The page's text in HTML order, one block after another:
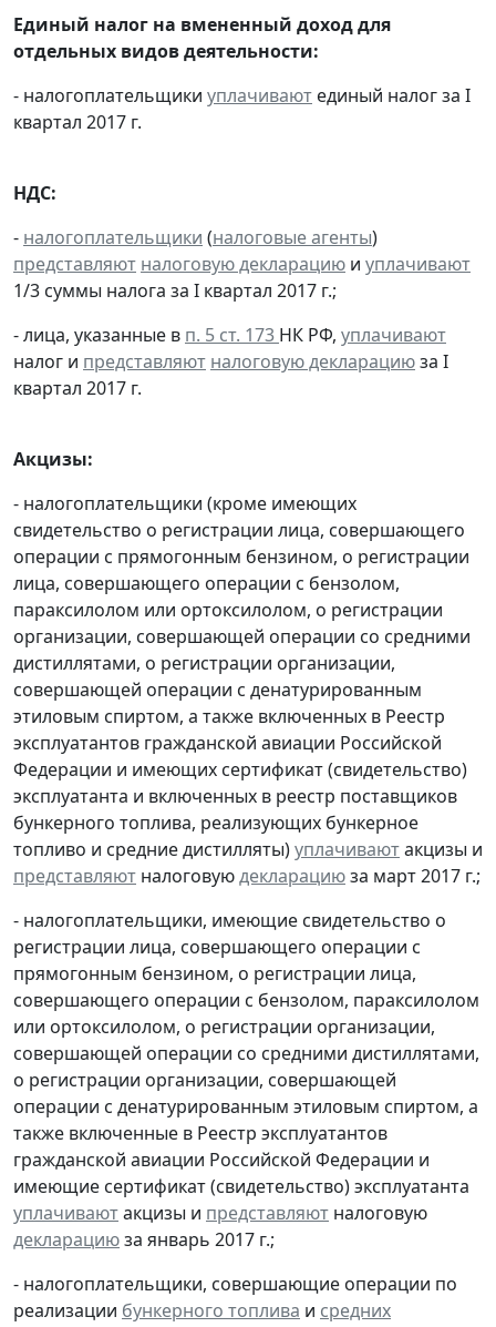
Единый налог на вмененный доход для
отдельных видов деятельности:
- налогоплательщики уплачивают единый налог за I
квартал 2017 г.
НДС:
- налогоплательщики (налоговые агенты)
представляют налоговую декларацию и уплачивают
1/3 суммы налога за I квартал 2017 г.;
- лица, указанные в п. 5 ст. 173 НК РФ, уплачивают
налог и представляют налоговую декларациюза I
квартал 2017 г.
Акцизы:
- налогоплательщики (кроме имеющих
свидетельство о регистрации лица, совершающего
операции с прямогонным бензином, о регистрации
лица, совершающего операции с бензолом,
параксилолом или ортоксилолом, о регистрации
организации, совершающей операции со средними
дистиллятами, о регистрации организации,
совершающей операции с денатурированным
этиловым спиртом, а также включенных в Реестр
эксплуатантов гражданской авиации Российской
Федерации и имеющих сертификат (свидетельство)
эксплуатанта и включенных в реестр поставщиков
бункерного топлива, реализующих бункерное
топливо и средние дистилляты)уплачиваютакцизы и
представляют налоговуюдекларациюза март 2017 г.;
- налогоплательщики, имеющие свидетельство о
регистрации лица, совершающего операции с
прямогонным бензином, о регистрации лица,
совершающего операции с бензолом, параксилолом
или ортоксилолом, о регистрации организации,
совершающей операции со средними дистиллятами,
о регистрации организации, совершающей
операции с денатурированным этиловым спиртом, а
также включенные в Реестр эксплуатантов
гражданской авиации Российской Федерации и
имеющие сертификат (свидетельство) эксплуатанта
уплачиваютакцизы и представляют налоговую
декларациюза январь 2017 г.;
- налогоплательщики, совершающие операции по
реализации бункерного топлива и средних